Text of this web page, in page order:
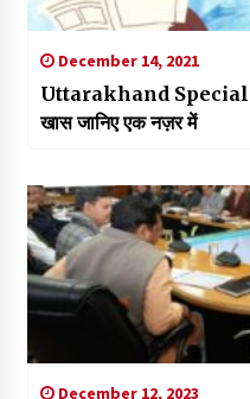
December 14, 2021
Uttarakhand Special :
खास जानिए एक नज़र में
December 12, 2023